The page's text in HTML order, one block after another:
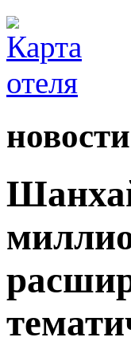
новости